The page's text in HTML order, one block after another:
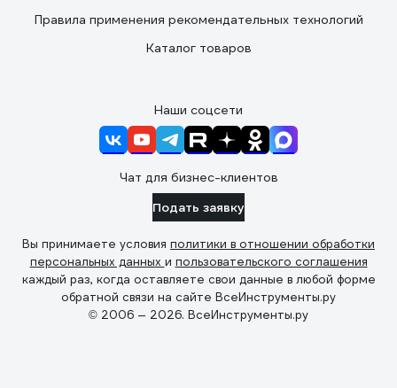
Правила применения рекомендательных технологий
Каталог товаров
Наши соцсети
Чат для бизнес-клиентов
Подать заявку
Вы принимаете условия политики в отношении обработки
персональных данных и пользовательского соглашения
каждый раз, когда оставляете свои данные в любой форме
обратной связи на сайте ВсеИнструменты.ру
© 2006 — 2026. ВсеИнструменты.ру